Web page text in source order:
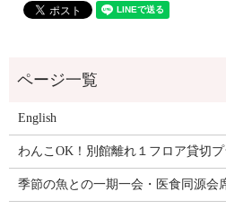
English
わんこOK！別館離れ１フロア貸切
季節の魚との一期一会・医食同源会